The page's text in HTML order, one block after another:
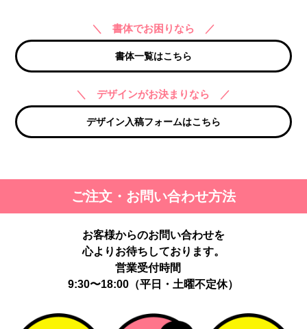
＼ 書体でお困りなら ／
書体一覧はこちら
＼ デザインがお決まりなら ／
デザイン入稿フォームはこちら
ご注文・お問い合わせ方法
お客様からのお問い合わせを
心よりお待ちしております。
営業受付時間
9:30〜18:00（平日・土曜不定休）